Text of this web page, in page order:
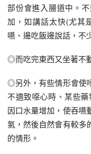
部份會進入腸道中。
加，如講話太快(尤其
嚥、邊吃飯邊說話，不
◎而吃完東西又坐著不
◎另外，有些情形會使
不適致噁心時、某些
因口水量增加，使吞嚥
氣，然後自然會有較多
的情形。